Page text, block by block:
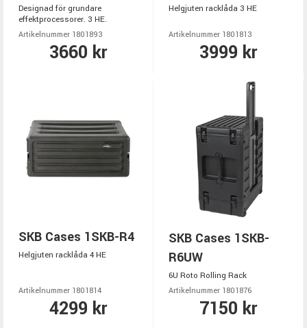
Designad för grundare
effektprocessorer. 3 HE.
Artikelnummer 1801893
3660 kr
Helgjuten racklåda 3 HE
Artikelnummer 1801813
3999 kr
SKB Cases 1SKB-R4
Helgjuten racklåda 4 HE
Artikelnummer 1801814
4299 kr
SKB Cases 1SKB-
R6UW
6U Roto Rolling Rack
Artikelnummer 1801876
7150 kr